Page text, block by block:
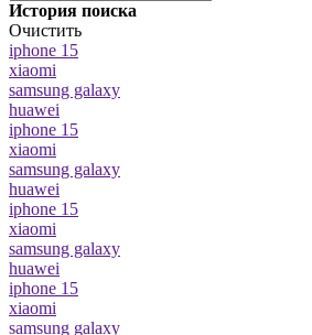
История поиска
Очистить
iphone 15
xiaomi
samsung galaxy
huawei
iphone 15
xiaomi
samsung galaxy
huawei
iphone 15
xiaomi
samsung galaxy
huawei
iphone 15
xiaomi
samsung galaxy